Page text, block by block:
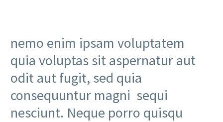
nemo enim ipsam voluptatem
quia voluptas sit aspernatur aut
odit aut fugit, sed quia
consequuntur magni sequi
nesciunt. Neque porro quisqu